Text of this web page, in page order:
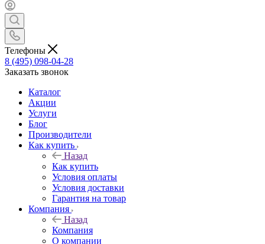
Телефоны
8 (495) 098-04-28
Заказать звонок
Каталог
Акции
Услуги
Блог
Производители
Как купить
Назад
Как купить
Условия оплаты
Условия доставки
Гарантия на товар
Компания
Назад
Компания
О компании